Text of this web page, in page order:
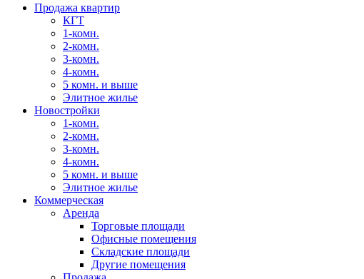
Продажа квартир
КГТ
1-комн.
2-комн.
3-комн.
4-комн.
5 комн. и выше
Элитное жилье
Новостройки
1-комн.
2-комн.
3-комн.
4-комн.
5 комн. и выше
Элитное жилье
Коммерческая
Аренда
Торговые площади
Офисные помещения
Складские площади
Другие помещения